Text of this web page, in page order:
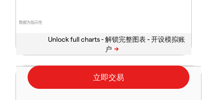
数据为指示性
Unlock full charts -